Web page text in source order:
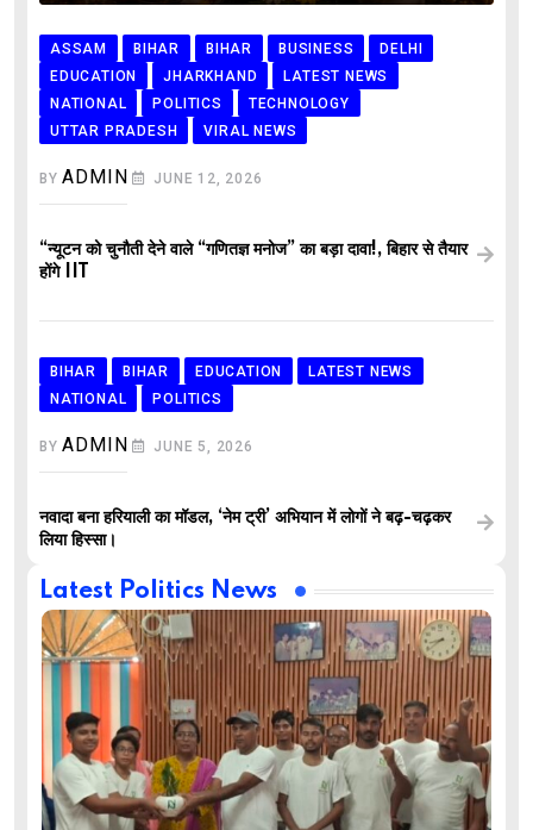
ASSAM BIHAR BIHAR BUSINESS
DELHI
EDUCATION
JHARKHAND
LATEST NEWS
NATIONAL
POLITICS
TECHNOLOGY
UTTAR PRADESH
VIRAL NEWS
BYADMIN JUNE 12, 2026
“न्यूटन को चुनौती देने वाले “गणितज्ञ मनोज” का बड़ा दावा!, बिहार से तैयार
होंगे IIT
BIHAR BIHAR EDUCATION
LATEST NEWS
NATIONAL
POLITICS
BYADMIN JUNE 5, 2026
नवादा बना हरियाली का मॉडल, ‘नेम ट्री’ अभियान में लोगों ने बढ़-चढ़कर
लिया हिस्सा।
Latest Politics News